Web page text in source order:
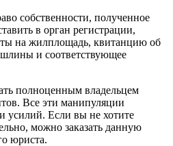
собственности, полученное
в орган регистрации,
на жилплощадь, квитанцию об
и соответствующее
полноценным владельцем
Все эти манипуляции
усилий. Если вы не хотите
можно заказать данную
юриста.